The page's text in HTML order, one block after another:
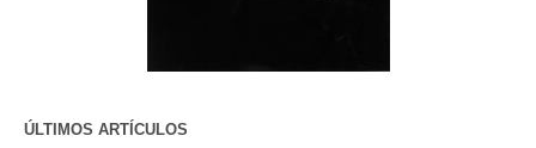
ÚLTIMOS ARTÍCULOS